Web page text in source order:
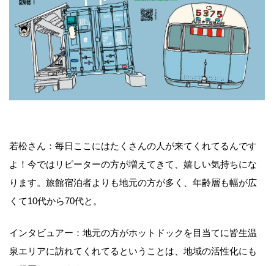
若松さん：毎日ここにはたくさんの人が来てくれてるんです
よ！今ではリピーターの方が増えてきて、嬉しい気持ちにな
ります。旅館宿泊者よりも地元の方が多く、年齢層も幅が広
くて10代から70代と。
インタビュアー：地元の方がホットドックを目当てに皆生温
泉エリアに訪れてくれてるということは、地域の活性化にも